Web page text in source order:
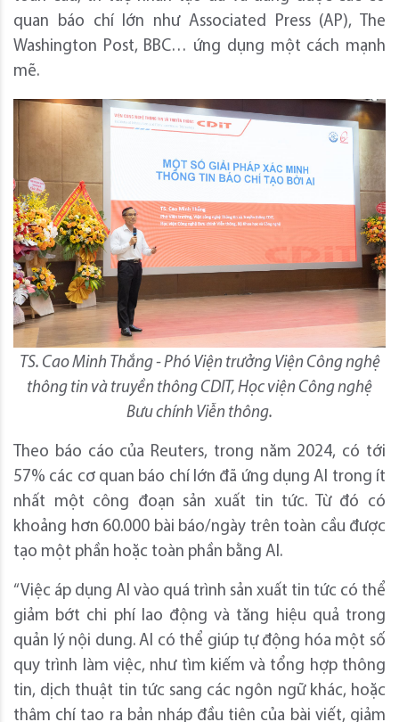
quan báo chí lớn như Associated Press (AP), The
Washington Post, BBC… ứng dụng một cách mạnh
mẽ.
TS. Cao Minh Thắng - Phó Viện trưởng Viện Công nghệ
thông tin và truyền thông CDIT, Học viện Công nghệ
Bưu chính Viễn thông.
Theo báo cáo của Reuters, trong năm 2024, có tới
57% các cơ quan báo chí lớn đã ứng dụng AI trong ít
nhất một công đoạn sản xuất tin tức. Từ đó có
khoảng hơn 60.000 bài báo/ngày trên toàn cầu được
tạo một phần hoặc toàn phần bằng AI.
“Việc áp dụng AI vào quá trình sản xuất tin tức có thể
giảm bớt chi phí lao động và tăng hiệu quả trong
quản lý nội dung. AI có thể giúp tự động hóa một số
quy trình làm việc, như tìm kiếm và tổng hợp thông
tin, dịch thuật tin tức sang các ngôn ngữ khác, hoặc
thậm chí tạo ra bản nháp đầu tiên của bài viết, giảm